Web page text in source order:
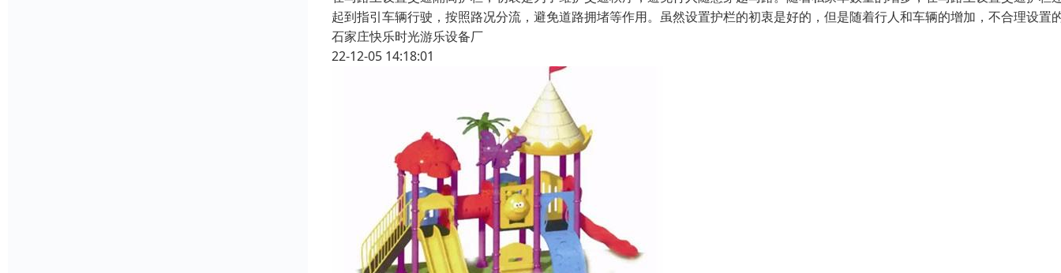
起到指引车辆行驶，按照路况分流，避免道路拥堵等作用。虽然设置护栏的初衷是好的，但是随着行人和车辆的增加，不合理设置
石家庄快乐时光游乐设备厂
22-12-05 14:18:01